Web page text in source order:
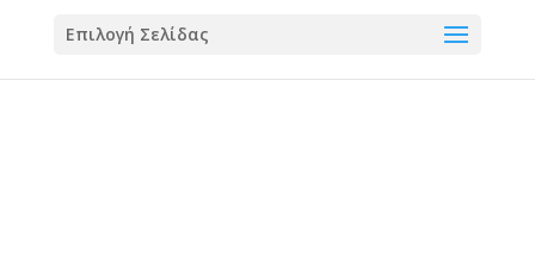
Επιλογή Σελίδας